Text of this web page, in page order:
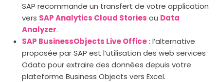
SAP recommande un transfert de votre application
vers SAP Analytics Cloud Stories ou Data
Analyzer.
SAP BusinessObjects Live Office: l’alternative
proposée par SAP est l’utilisation des web services
Odata pour extraire des données depuis votre
plateforme Business Objects vers Excel.